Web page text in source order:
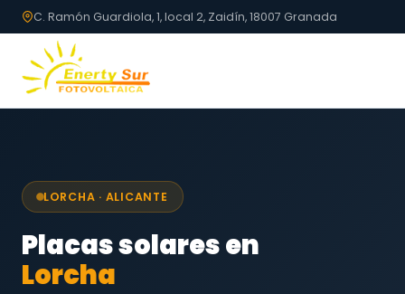
C. Ramón Guardiola, 1, local 2, Zaidín, 18007 Granada
LORCHA · ALICANTE
Placas solares en
Lorcha